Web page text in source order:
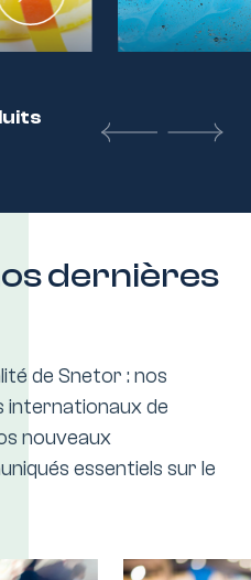
Next
dernières
de Snetor : nos
internationaux de
nouveaux
essentiels sur le